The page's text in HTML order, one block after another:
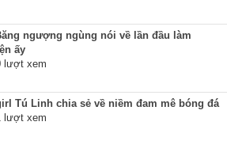
ngượng ngùng nói về lần đầu làm
ấy
lượt xem
Tú Linh chia sẻ về niềm đam mê bóng đá
lượt xem